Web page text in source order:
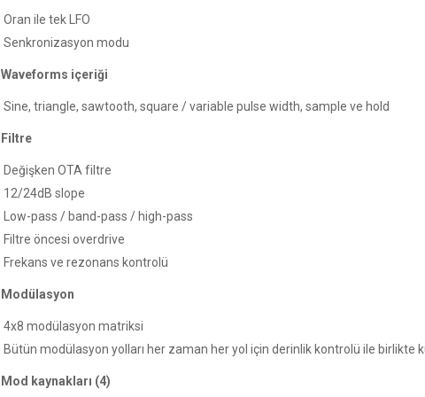
Oran ile tek LFO
Senkronizasyon modu
Waveforms içeriği
Sine, triangle, sawtooth, square / variable pulse width, sample ve hold
Filtre
Değişken OTA filtre
12/24dB slope
Low-pass / band-pass / high-pass
Filtre öncesi overdrive
Frekans ve rezonans kontrolü
Modülasyon
4x8 modülasyon matriksi
Bütün modülasyon yolları her zaman her yol için derinlik kontrolü ile birlikte
Mod kaynakları (4)